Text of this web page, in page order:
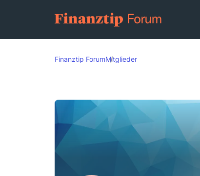
Finanztip ForumMitglieder